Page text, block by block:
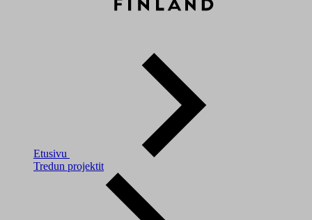
Etusivu
Tredun projektit